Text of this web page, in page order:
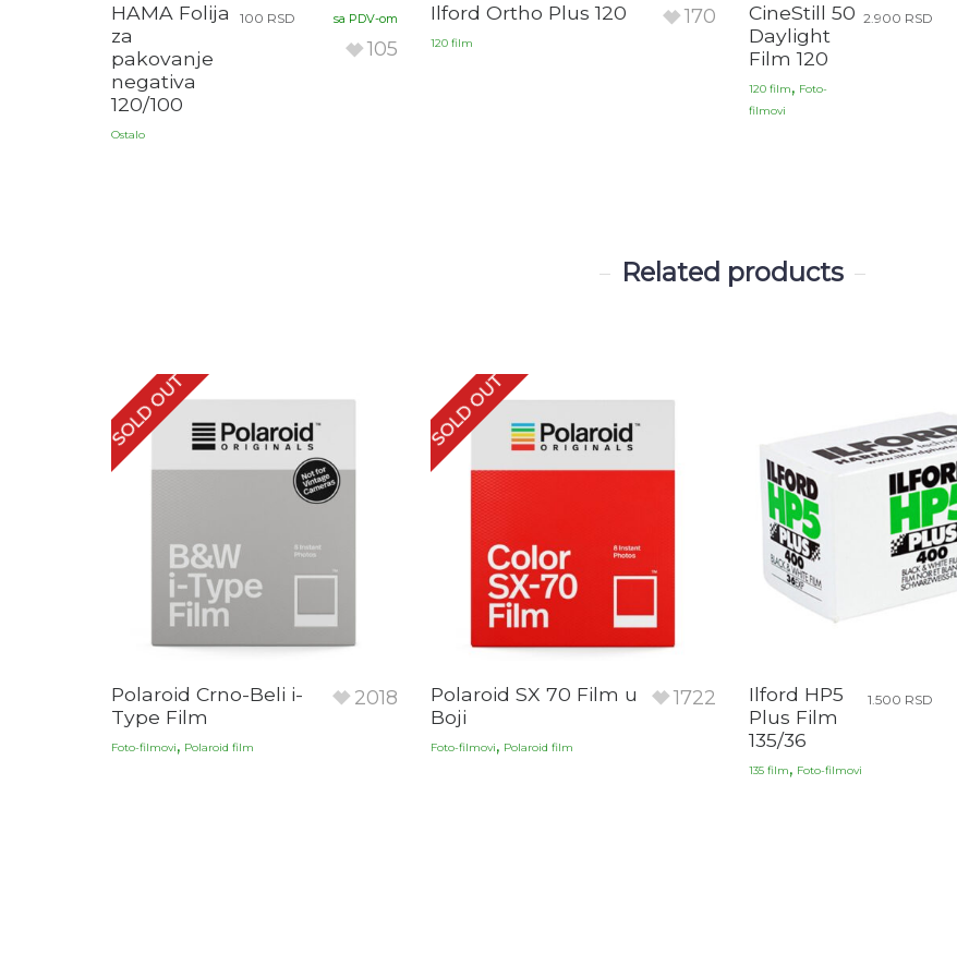
HAMA Folija
za
pakovanje
negativa
120/100
Ostalo
100 RSD sa PDV-om
105
Ilford Ortho Plus 120
120 film
170
CineStill 50
Daylight
Film 120
120 film, Foto-
filmovi
2.900 RSD
Related products
SOLD OUT
Polaroid Crno-Beli i-
Type Film
Foto-filmovi, Polaroid film
2018
SOLD OUT
Polaroid SX 70 Film u
Boji
Foto-filmovi, Polaroid film
1722
Ilford HP5
Plus Film
135/36
135 film, Foto-filmovi
1.500 RSD